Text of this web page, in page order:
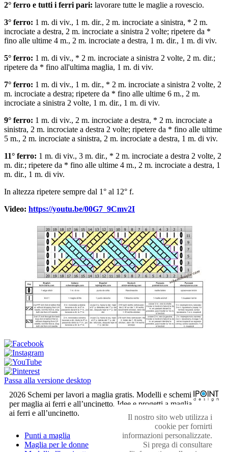
2° ferro e tutti і ferri pari: lavorare tutte le maglie a rovescio.
3° ferro: 1 m. di viv., 1 m. dir., 2 m. incrociate a sinistra, * 2 m.
incrociate a destra, 2 m. incrociate a sinistra 2 volte; ripetere da *
fino alle ultime 4 m., 2 m. incrociate a destra, 1 m. dir., 1 m. di viv.
5° ferro: 1 m. di viv., * 2 m. incrociate a sinistra 2 volte, 2 m. dir.;
ripetere da * fino all'ultima maglia, 1 m. di viv.
7° ferro: 1 m. di viv., 1 m. dir., * 2 m. incrociate a sinistra 2 volte, 2
m. incrociate a destra; ripetere da * fino alle ultime 6 m., 2 m.
incrociate a sinistra 2 volte, 1 m. dir., 1 m. di viv.
9° ferro: 1 m. di viv., 2 m. incrociate a destra, * 2 m. incrociate a
sinistra, 2 m. incrociate a destra 2 volte; ripetere da * fino alle ultime
5 m., 2 m. incrociate a sinistra, 2 m. incrociate a destra, 1 m. di viv.
11° ferro: 1 m. di viv., 3 m. dir., * 2 m. incrociate a destra 2 volte, 2
m. dir.; ripetere da * fino alle ultime 4 m., 2 m. incrociate a destra, 1
m. dir., 1 m. di viv.
In altezza ripetere sempre dal 1° al 12° f.
Video: https://youtu.be/00G7_9Cmv2I
Passa alla versione desktop
2026 Schemi per lavori a maglia gratis. Modelli e schemi
per maglia ai ferri e all’uncinetto. Idee e progetti a maglia
ai ferri e all’uncinetto.
Punti a maglia
Maglia per le donne
Il nostro sito web utilizza i
cookie per fornirti
informazioni personalizzate.
Si prega di consultare